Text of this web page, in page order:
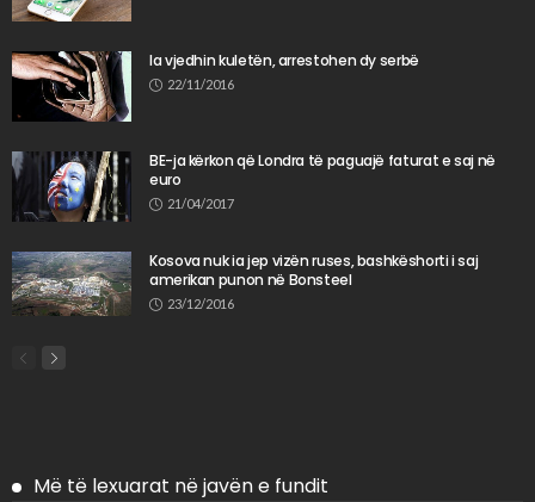
Ia vjedhin kuletën, arrestohen dy serbë
22/11/2016
BE-ja kërkon që Londra të paguajë faturat e saj në
euro
21/04/2017
Kosova nuk ia jep vizën ruses, bashkëshorti i saj
amerikan punon në Bonsteel
23/12/2016
Më të lexuarat në javën e fundit